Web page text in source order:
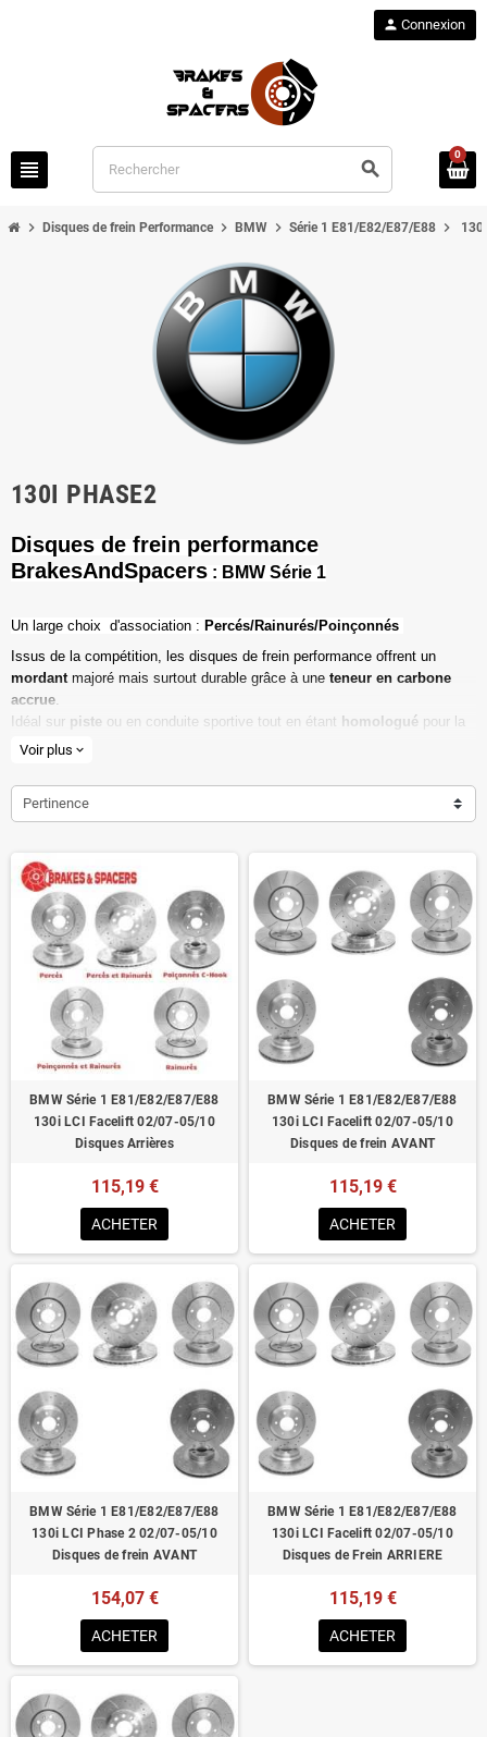
view_headline search
person Connexion
0
chevron_right Disques de frein Performance chevron_right BMW chevron_right Série 1 E81/E82/E87/E88 chevron_right
130I PHASE2
Disques de frein performance
BrakesAndSpacers : BMW Série 1
Un l arge choix d'association : Percés/Rainurés/Poinçonnés
Issus de la compétition, les disques de frein performance offrent un
mordant majoré mais surtout durable grâce à une teneur en carbone
accrue.
Idéal sur piste ou en conduite sportive tout en étant homologué pour la
route ouverte.
Dimensions d'origine respectées
Installation en lieu et place.
Poids réduit de 20% en moyenne
Homologué pour le contrôle technique
Voir plus expand_more
Pertinence
BMW Série 1 E81/E82/E87/E88
130i LCI Facelift 02/07-05/10
Disques Arrières
115,19 €
ACHETER
BMW Série 1 E81/E82/E87/E88
130i LCI Facelift 02/07-05/10
Disques de frein AVANT
115,19 €
ACHETER
BMW Série 1 E81/E82/E87/E88
130i LCI Phase 2 02/07-05/10
Disques de frein AVANT
154,07 €
ACHETER
BMW Série 1 E81/E82/E87/E88
130i LCI Facelift 02/07-05/10
Disques de Frein ARRIERE
115,19 €
ACHETER